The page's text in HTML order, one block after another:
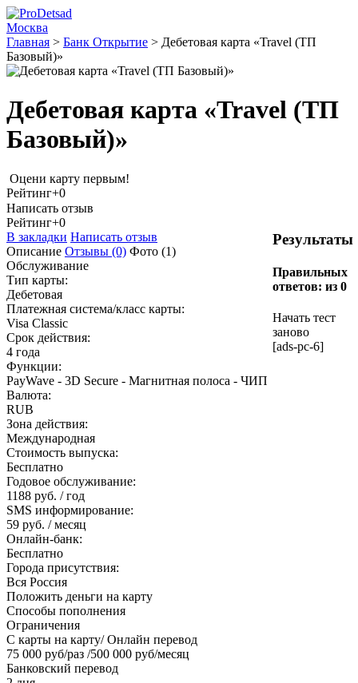
Москва
Главная > Банк Открытие > Дебетовая карта «Travel (ТП
Базовый)»
Дебетовая карта «Travel (ТП
Базовый)»
Оцени карту первым!
Рейтинг+0
Написать отзыв
Результаты
Правильных
ответов: из 0
Начать тест
заново
[ads-pc-6]
Рейтинг+0
В закладки Написать отзыв
Описание Отзывы (0) Фото (1)
Обслуживание
Тип карты:
Дебетовая
Платежная система/класс карты:
Visa Classic
Срок действия:
4 года
Функции:
PayWave - 3D Secure - Магнитная полоса - ЧИП
Валюта:
RUB
Зона действия:
Международная
Стоимость выпуска:
Бесплатно
Годовое обслуживание:
1188 руб. / год
SMS информирование:
59 руб. / месяц
Онлайн-банк:
Бесплатно
Города присутствия:
Вся Россия
Положить деньги на карту
Способы пополнения
Ограничения
С карты на карту/ Онлайн перевод
75 000 руб/раз /500 000 руб/месяц
Банковский перевод